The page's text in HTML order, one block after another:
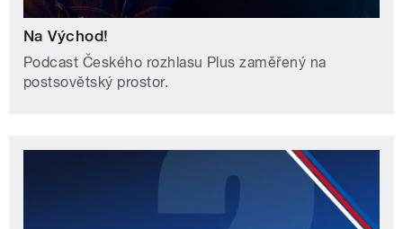
Na Východ!
Podcast Českého rozhlasu Plus zaměřený na
postsovětský prostor.